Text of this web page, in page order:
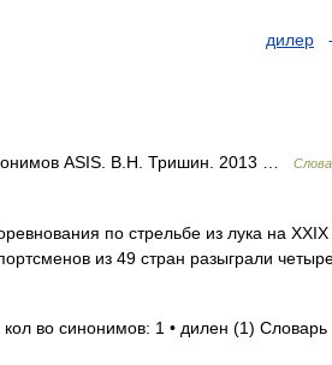
дилер
ASIS. В.Н. Тришин. 2013 …
по стрельбе из лука на XXIX
из 49 стран разыграли
во синонимов: 1 • дилен (1) Словарь